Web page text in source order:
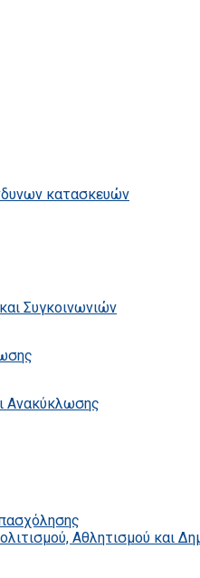
κατασκευών
Συγκοινωνιών
Ανακύκλωσης
Αθλητισμού και